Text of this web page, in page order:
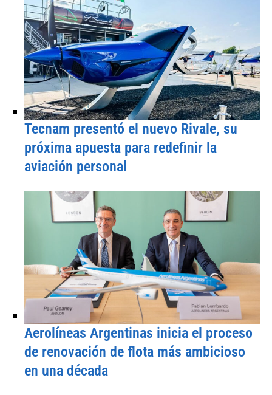
Tecnam presentó el nuevo Rivale, su
próxima apuesta para redefinir la
aviación personal
Aerolíneas Argentinas inicia el proceso
de renovación de flota más ambicioso
en una década